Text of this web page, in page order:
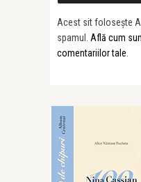
Acest sit folosește
spamul. Află cum
comentariilor tale.